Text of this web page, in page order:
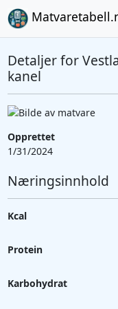
Detaljer for
kanel
Opprettet
1/31/2024
Næringsinnhold
Kcal
Protein
Karbohydrat